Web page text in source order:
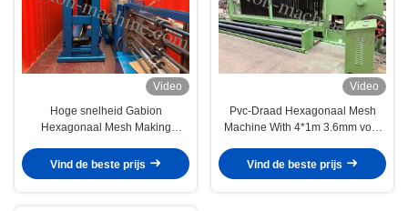
Video
Hoge snelheid Gabion
Hexagonaal Mesh Making
Vind de beste prijs
Video
Pvc-Draad Hexagonaal Mesh
Machine With 4*1m 3.6mm voor
Vind de beste prijs